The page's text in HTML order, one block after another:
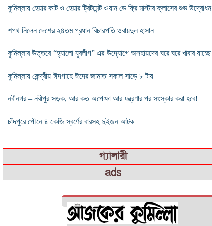
কুমিল্লায় হেয়ার কাট ও হেয়ার ট্রিটমেন্ট ওয়ান ডে ফ্রি মাস্টার ক্লাসের শুভ উদ্বোধন
শপথ নিলেন দেশের ২৪তম প্রধান বিচারপতি ওবায়দুল হাসান
কুমিল্লার উত্তরে “হ্যালো যুবলীগ” এর উদ্যোগে অসহায়দের ঘরে ঘরে খাবার যাচ্ছে
কুমিল্লায় কেন্দ্রীয় ঈদগাহে ঈদের জামাত সকাল সাড়ে ৮ টায়
নবীনগর – নবীপুর সড়ক, আর কত অপেক্ষা আর যন্ত্রণার পর সংস্কার করা হবে!
চাঁদপুরে পৌনে ৪ কেজি স্বর্ণের বারসহ দুইজন আটক
গ্যালারী
ads